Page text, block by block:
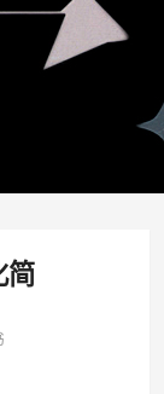
简